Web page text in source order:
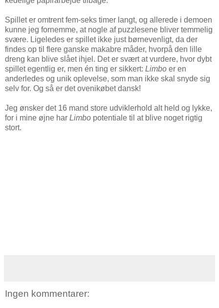
Spillet er omtrent fem-seks timer langt, og allerede i demoen
kunne jeg fornemme, at nogle af puzzlesene bliver temmelig
svære. Ligeledes er spillet ikke just børnevenligt, da der
findes op til flere ganske makabre måder, hvorpå den lille
dreng kan blive slået ihjel. Det er svært at vurdere, hvor dybt
spillet egentlig er, men én ting er sikkert: Limbo er en
anderledes og unik oplevelse, som man ikke skal snyde sig
selv for. Og så er det ovenikøbet dansk!
Jeg ønsker det 16 mand store udviklerhold alt held og lykke,
for i mine øjne har Limbo potentiale til at blive noget rigtig
stort.
Ingen kommentarer: